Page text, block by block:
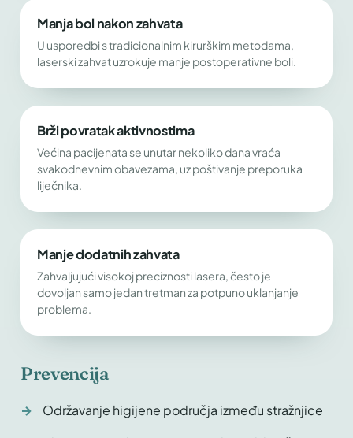
Manja bol nakon zahvata
U usporedbi s tradicionalnim kirurškim metodama,
laserski zahvat uzrokuje manje postoperativne boli.
Brži povratak aktivnostima
Većina pacijenata se unutar nekoliko dana vraća
svakodnevnim obavezama, uz poštivanje preporuka
liječnika.
Manje dodatnih zahvata
Zahvaljujući visokoj preciznosti lasera, često je
dovoljan samo jedan tretman za potpuno uklanjanje
problema.
Prevencija
Održavanje higijene područja između stražnjice